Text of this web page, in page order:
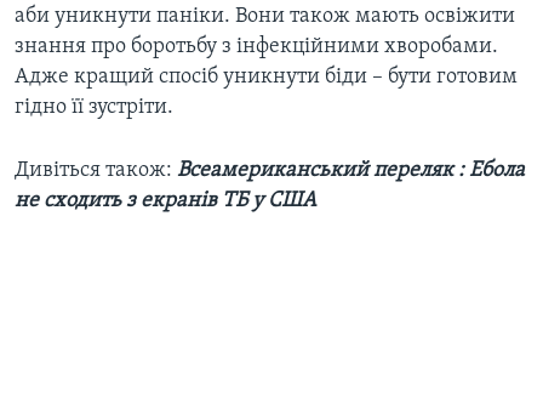
аби уникнути паніки. Вони також мають освіжити
знання про боротьбу з інфекційними хворобами.
Адже кращий спосіб уникнути біди – бути готовим
гідно її зустріти.
Дивіться також: Всеамериканський переляк : Ебола
не сходить з екранів ТБ у США